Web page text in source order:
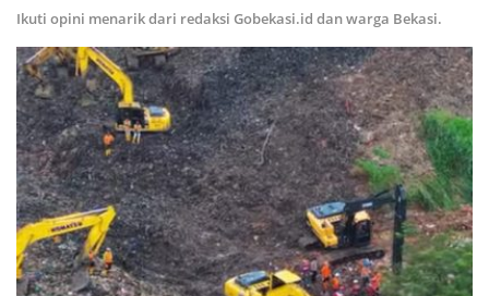
Ikuti opini menarik dari redaksi Gobekasi.id dan warga Bekasi.